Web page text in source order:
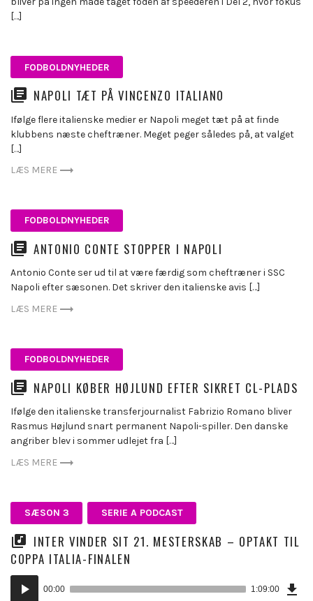
[…]
FODBOLDNYHEDER
NAPOLI TÆT PÅ VINCENZO ITALIANO
Ifølge flere italienske medier er Napoli meget tæt på at finde
klubbens næste cheftræner. Meget peger således på, at valget
[…]
LÆS MERE
FODBOLDNYHEDER
ANTONIO CONTE STOPPER I NAPOLI
Antonio Conte ser ud til at være færdig som cheftræner i SSC
Napoli efter sæsonen. Det skriver den italienske avis […]
LÆS MERE
FODBOLDNYHEDER
NAPOLI KØBER HØJLUND EFTER SIKRET CL-PLADS
Ifølge den italienske transferjournalist Fabrizio Romano bliver
Rasmus Højlund snart permanent Napoli-spiller. Den danske
angriber blev i sommer udlejet fra […]
LÆS MERE
SÆSON 3 SERIE A PODCAST
INTER VINDER SIT 21. MESTERSKAB – OPTAKT TIL
COPPA ITALIA-FINALEN
Lydafspiller
00:00 1:09:00